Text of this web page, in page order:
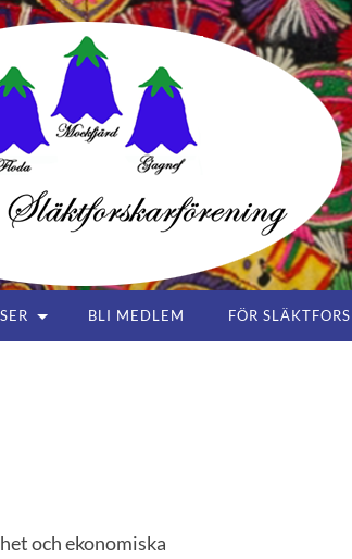
Gagnefs
Släktforskarförening
BLI MEDLEM FÖR
och ekonomiska